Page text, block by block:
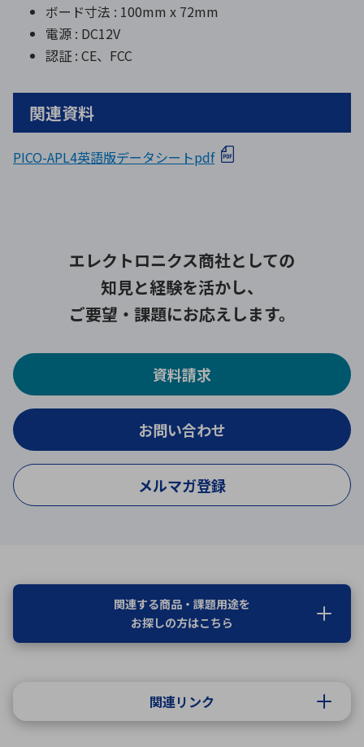
ボード寸法 : 100mm x 72mm
電源 : DC12V
認証 : CE、FCC
関連資料
PICO-APL4英語版データシートpdf
エレクトロニクス商社としての
知見と経験を活かし、
ご要望・課題にお応えします。
資料請求
お問い合わせ
メルマガ登録
関連する商品・課題用途を
お探しの方はこちら
関連リンク